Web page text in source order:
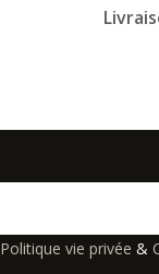
Politique vie privée &